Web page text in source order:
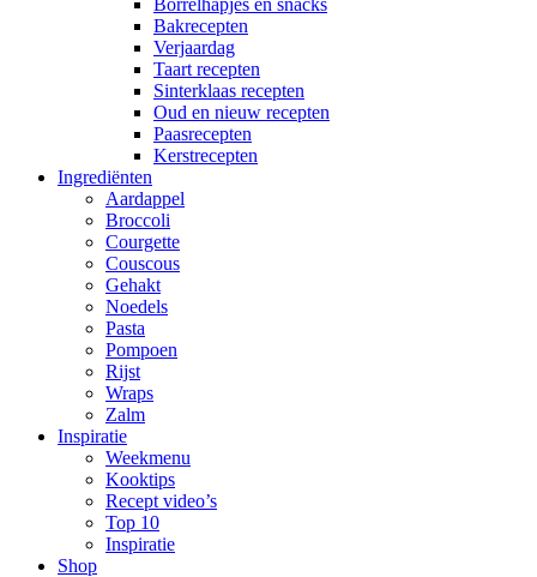
Borrelhapjes en snacks
Bakrecepten
Verjaardag
Taart recepten
Sinterklaas recepten
Oud en nieuw recepten
Paasrecepten
Kerstrecepten
Ingrediënten
Aardappel
Broccoli
Courgette
Couscous
Gehakt
Noedels
Pasta
Pompoen
Rijst
Wraps
Zalm
Inspiratie
Weekmenu
Kooktips
Recept video’s
Top 10
Inspiratie
Shop